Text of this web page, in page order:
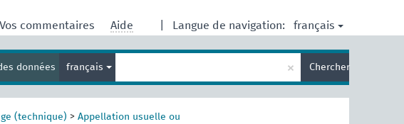
Langue de navigation: français
Vos commentaires Aide
données français
terme
de
recherche
× Chercher
(technique) > Appellation usuelle ou